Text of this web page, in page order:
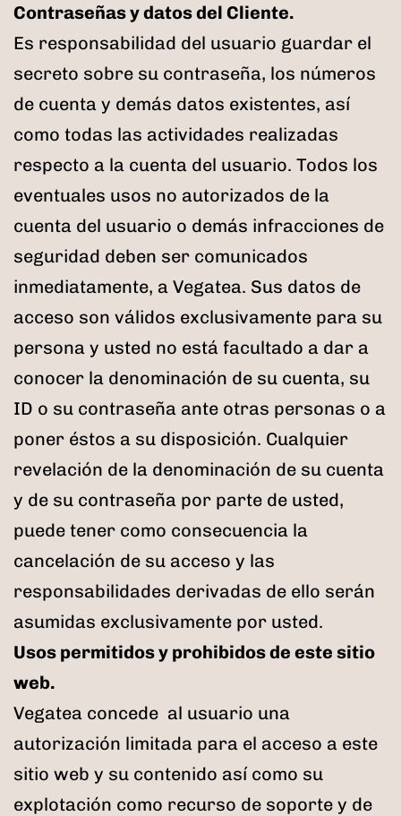
Contraseñas y datos del Cliente.
Es responsabilidad del usuario guardar el
secreto sobre su contraseña, los números
de cuenta y demás datos existentes, así
como todas las actividades realizadas
respecto a la cuenta del usuario. Todos los
eventuales usos no autorizados de la
cuenta del usuario o demás infracciones de
seguridad deben ser comunicados
inmediatamente, a Vegatea. Sus datos de
acceso son válidos exclusivamente para su
persona y usted no está facultado a dar a
conocer la denominación de su cuenta, su
ID o su contraseña ante otras personas o a
poner éstos a su disposición. Cualquier
revelación de la denominación de su cuenta
y de su contraseña por parte de usted,
puede tener como consecuencia la
cancelación de su acceso y las
responsabilidades derivadas de ello serán
asumidas exclusivamente por usted.
Usos permitidos y prohibidos de este sitio
web.
Vegatea concede al usuario una
autorización limitada para el acceso a este
sitio web y su contenido así como su
explotación como recurso de soporte y de